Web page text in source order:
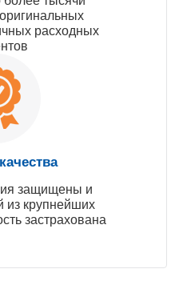
расходных
защищены и
из крупнейших
застрахована